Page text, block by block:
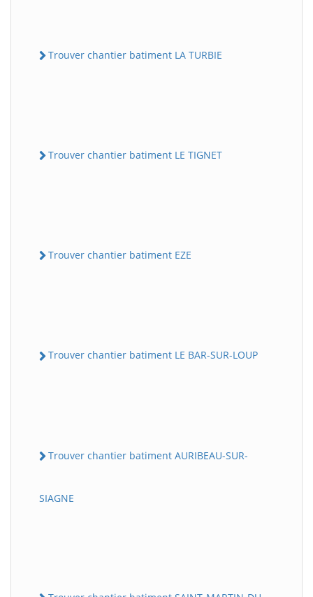
Trouver chantier batiment LA TURBIE
Trouver chantier batiment LE TIGNET
Trouver chantier batiment EZE
Trouver chantier batiment LE BAR-SUR-LOUP
Trouver chantier batiment AURIBEAU-SUR-
SIAGNE